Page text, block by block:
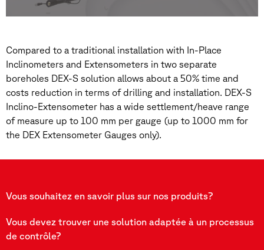
Compared to a traditional installation with In-Place
Inclinometers and Extensometers in two separate
boreholes DEX-S solution allows about a 50% time and
costs reduction in terms of drilling and installation. DEX-S
Inclino-Extensometer has a wide settlement/heave range
of measure up to 100 mm per gauge (up to 1000 mm for
the DEX Extensometer Gauges only).
Vous souhaitez en savoir plus sur nos produits?
Vous devez trouver une solution adaptée à un processus
de contrôle?